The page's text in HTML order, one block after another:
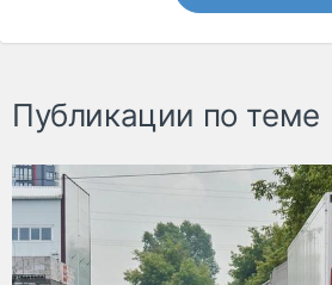
Публикации по теме